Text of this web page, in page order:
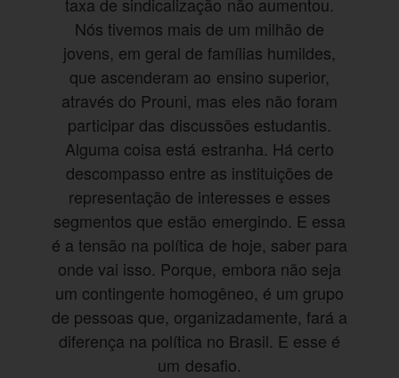
Nós tivemos mais de um milhão de
jovens, em geral de famílias humildes,
que ascenderam ao ensino superior,
através do Prouni, mas eles não foram
participar das discussões estudantis.
Alguma coisa está estranha. Há certo
descompasso entre as instituições de
representação de interesses e esses
segmentos que estão emergindo. E essa
é a tensão na política de hoje, saber para
onde vai isso. Porque, embora não seja
um contingente homogêneo, é um grupo
de pessoas que, organizadamente, fará a
diferença na política no Brasil. E esse é
um desafio.